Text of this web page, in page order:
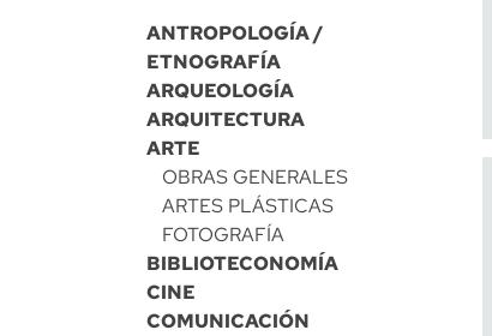
ANTROPOLOGÍA /
ETNOGRAFÍA
ARQUEOLOGÍA
ARQUITECTURA
ARTE
OBRAS GENERALES
ARTES PLÁSTICAS
FOTOGRAFÍA
BIBLIOTECONOMÍA
CINE
COMUNICACIÓN